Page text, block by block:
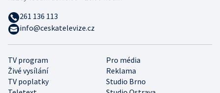
TV program
Pro média
Živé vysílání
Reklama
TV poplatky
Studio Brno
261 136 113
info@ceskatelevize.cz